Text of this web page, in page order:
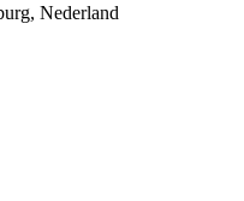
Nederland